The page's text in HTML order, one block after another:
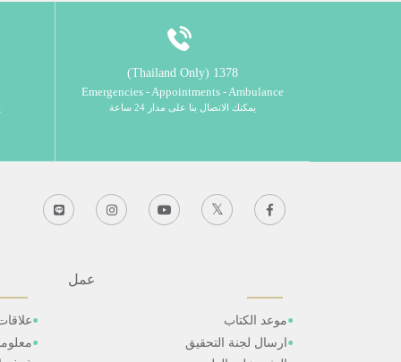
1378 (Thailand Only)
Emergencies - Appointments - Ambulance
يمكنك الاتصال بنا على مدار 24 ساعة
عمل
موعد الكتاب
ارسال لجنة التحقيق